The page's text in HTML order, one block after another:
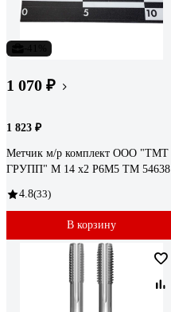
1 070 ₽
1 823 ₽
Метчик м/р комплект ООО "ТМТ
ГРУПП" М 14 х2 Р6М5 ТМ 54638
4.8(33)
В корзину